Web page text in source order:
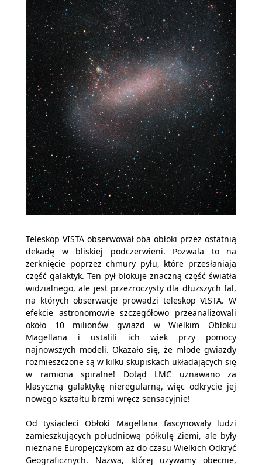
Teleskop VISTA obserwował oba obłoki przez ostatnią
dekadę w bliskiej podczerwieni. Pozwala to na
zerknięcie poprzez chmury pyłu, które przesłaniają
część galaktyk. Ten pył blokuje znaczną część światła
widzialnego, ale jest przezroczysty dla dłuższych fal,
na których obserwacje prowadzi teleskop VISTA. W
efekcie astronomowie szczegółowo przeanalizowali
około 10 milionów gwiazd w Wielkim Obłoku
Magellana i ustalili ich wiek przy pomocy
najnowszych modeli. Okazało się, że młode gwiazdy
rozmieszczone są w kilku skupiskach układających się
w ramiona spiralne! Dotąd LMC uznawano za
klasyczną galaktykę nieregularną, więc odkrycie jej
nowego kształtu brzmi wręcz sensacyjnie!
Od tysiącleci Obłoki Magellana fascynowały ludzi
zamieszkujących południową półkulę Ziemi, ale były
nieznane Europejczykom aż do czasu Wielkich Odkryć
Geograficznych. Nazwa, której używamy obecnie,